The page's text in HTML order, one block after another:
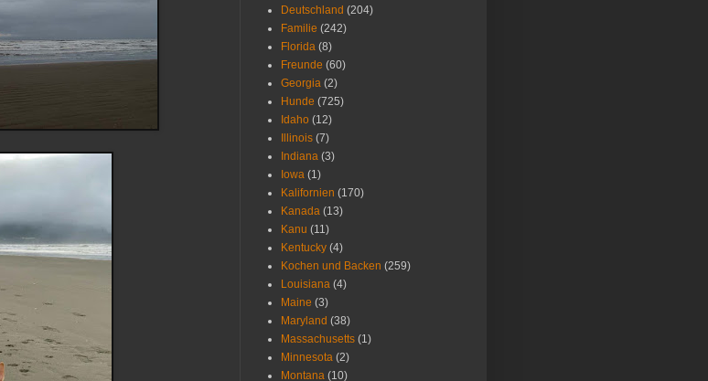
Deutschland (204)
Familie (242)
Florida (8)
Freunde (60)
Georgia (2)
Hunde (725)
Idaho (12)
Illinois (7)
Indiana (3)
Iowa (1)
Kalifornien (170)
Kanada (13)
Kanu (11)
Kentucky (4)
Kochen und Backen (259)
Louisiana (4)
Maine (3)
Maryland (38)
Massachusetts (1)
Minnesota (2)
Montana (10)